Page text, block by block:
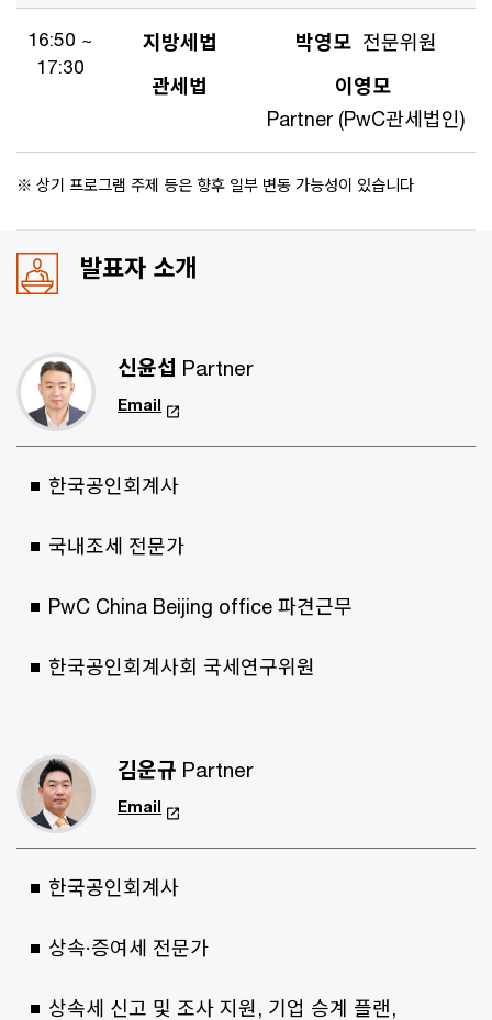
16:50 ~
17:30
지방세법
관세법
박영모전문위원
이영모
Partner (PwC관세법인)
※ 상기 프로그램 주제 등은 향후 일부 변동 가능성이 있습니다
발표자 소개
신윤섭 Partner
Email
한국공인회계사
국내조세 전문가
PwC China Beijing office 파견근무
한국공인회계사회 국세연구위원
김운규 Partner
Email
한국공인회계사
상속·증여세 전문가
상속세 신고 및 조사 지원, 기업 승계 플랜,